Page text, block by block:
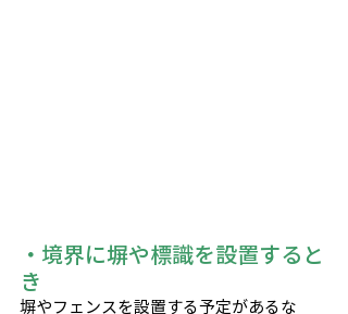
・境界に塀や標識を設置すると
き
塀やフェンスを設置する予定があるな